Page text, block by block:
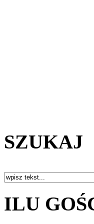
SZUKAJ
ILU